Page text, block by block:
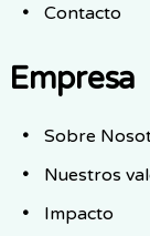
Contacto
Empresa
Sobre
Nuestros
Impacto